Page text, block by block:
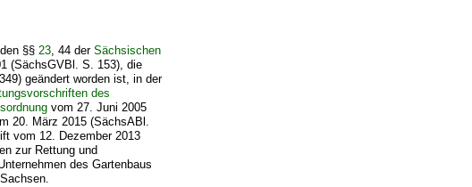
den §§23, 44 derSächsischen
(SächsGVBl. S. 153), die
geändert worden ist, in der
des
vom 27. Juni 2005
20. März 2015 (SächsABl.
vom 12. Dezember 2013
zur Rettung und
des Gartenbaus